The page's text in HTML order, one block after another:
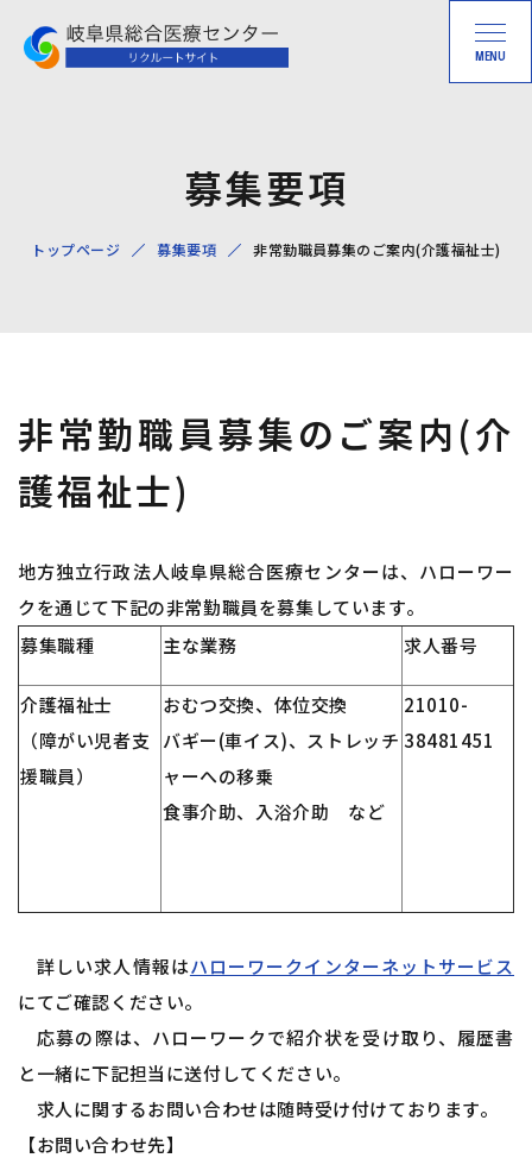
MENU
募集要項
トップページ 募集要項 非常勤職員募集のご案内(介護福祉士)
非常勤職員募集のご案内(介
護福祉士)
地方独立行政法人岐阜県総合医療センターは、ハローワー
クを通じて下記の非常勤職員を募集しています。
募集職種
主な業務 求人番号
介護福祉士
（障がい児者支
援職員）
おむつ交換、体位交換
バギー(車イス)、ストレッチ
ャーへの移乗
食事介助、入浴介助 など
21010-
38481451
詳しい求人情報はハローワークインターネットサービス
にてご確認ください。
応募の際は、ハローワークで紹介状を受け取り、履歴書
と一緒に下記担当に送付してください。
求人に関するお問い合わせは随時受け付けております。
【お問い合わせ先】